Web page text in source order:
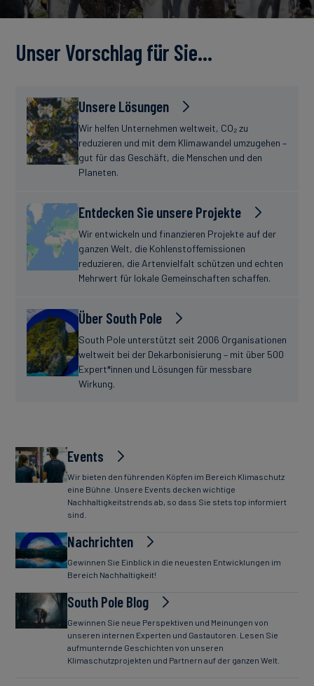
Unser Vorschlag für Sie…
Unsere Lösungen
Wir helfen Unternehmen weltweit, CO₂ zu
reduzieren und mit dem Klimawandel umzugehen –
gut für das Geschäft, die Menschen und den
Planeten.
Entdecken Sie unsere Projekte
Wir entwickeln und finanzieren Projekte auf der
ganzen Welt, die Kohlenstoffemissionen
reduzieren, die Artenvielfalt schützen und echten
Mehrwert für lokale Gemeinschaften schaffen.
Über South Pole
South Pole unterstützt seit 2006 Organisationen
weltweit bei der Dekarbonisierung – mit über 500
Expert*innen und Lösungen für messbare
Wirkung.
Events
Wir bieten den führenden Köpfen im Bereich Klimaschutz
eine Bühne. Unsere Events decken wichtige
Nachhaltigkeitstrends ab, so dass Sie stets top informiert
sind.
Nachrichten
Gewinnen Sie Einblick in die neuesten Entwicklungen im
Bereich Nachhaltigkeit!
South Pole Blog
Gewinnen Sie neue Perspektiven und Meinungen von
unseren internen Experten und Gastautoren. Lesen Sie
aufmunternde Geschichten von unseren
Klimaschutzprojekten und Partnern auf der ganzen Welt.